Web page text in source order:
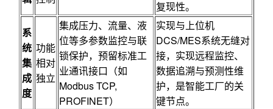
复现性。
系
统
集
成
度
功能
相对
独立
集成压力、流量、液
位等多参数监控与联
锁保护，预留标准工
业通讯接口（如
Modbus TCP,
PROFINET）
实现与上位机
DCS/MES系统无缝对
接，实现远程监控、
数据追溯与预测性维
护，是智能工厂的关
键节点。